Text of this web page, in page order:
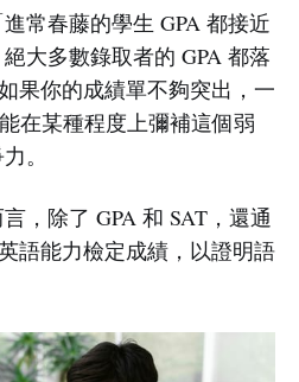
常春藤的學生 GPA 都接近
大多數錄取者的 GPA 都落
果你的成績單不夠突出，一
在某種程度上彌補這個弱
。
，除了 GPA 和 SAT，還通
語能力檢定成績，以證明語